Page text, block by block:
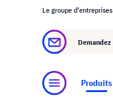
À propos de
Le groupe d'entreprises
Produits